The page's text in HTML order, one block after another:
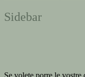
Sidebar
Se volete porre le